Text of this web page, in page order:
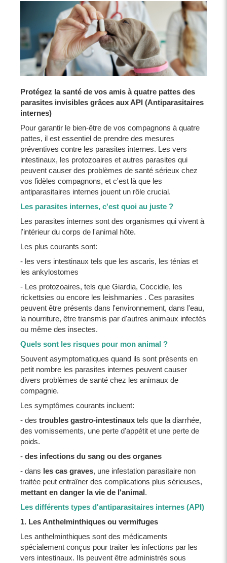
Protégez la santé de vos amis à quatre pattes des
parasites invisibles grâces aux API (Antiparasitaires
internes)
Pour garantir le bien-être de vos compagnons à quatre
pattes, il est essentiel de prendre des mesures
préventives contre les parasites internes. Les vers
intestinaux, les protozoaires et autres parasites qui
peuvent causer des problèmes de santé sérieux chez
vos fidèles compagnons, et c'est là que les
antiparasitaires internes jouent un rôle crucial.
Les parasites internes, c'est quoi au juste ?
Les parasites internes sont des organismes qui vivent à
l'intérieur du corps de l'animal hôte.
Les plus courants sont:
- les vers intestinaux tels que les ascaris, les ténias et
les ankylostomes
- Les protozoaires, tels que Giardia, Coccidie, les
rickettsies ou encore les leishmanies . Ces parasites
peuvent être présents dans l'environnement, dans l'eau,
la nourriture, être transmis par d'autres animaux infectés
ou même des insectes.
Quels sont les risques pour mon animal ?
Souvent asymptomatiques quand ils sont présents en
petit nombre les parasites internes peuvent causer
divers problèmes de santé chez les animaux de
compagnie.
Les symptômes courants incluent:
- des troubles gastro-intestinaux tels que la diarrhée,
des vomissements, une perte d'appétit et une perte de
poids.
- des infections du sang ou des organes
- dans les cas graves, une infestation parasitaire non
traitée peut entraîner des complications plus sérieuses,
mettant en danger la vie de l'animal.
Les différents types d'antiparasitaires internes (API)
1. Les Anthelminthiques ou vermifuges
Les anthelminthiques sont des médicaments
spécialement conçus pour traiter les infections par les
vers intestinaux. Ils peuvent être administrés sous